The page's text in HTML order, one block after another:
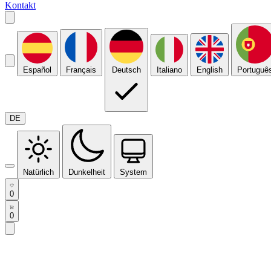
Kontakt
Español Français Deutsch Italiano English
DE
Natürlich Dunkelheit System
0
0